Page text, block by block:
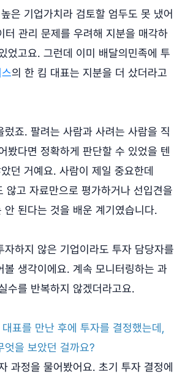
은 기업가치라 검토할 엄두도 못 냈어
터 관리 문제를 우려해 지분을 매각하
었고요. 그런데 이미 배달의민족에 투
의 한 킴 대표는 지분을 더 샀더라고
렀죠. 팔려는 사람과 사려는 사람을 직
봤다면 정확하게 판단할 수 있었을 텐
던 거예요. 사람이 제일 중요한데
않고 자료만으로 평가하거나 선입견을
안 된다는 것을 배운 계기였습니다.
자하지 않은 기업이라도 투자 담당자를
볼 생각이에요. 계속 모니터링하는 과
수를 반복하지 않겠더라고요.
표를 만난 후에 투자를 결정했는데,
엇을 보았던 걸까요?
과정을 물어봤어요. 초기 투자 결정에